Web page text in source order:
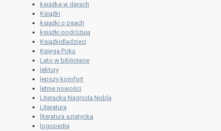
książka w darach
Książki
książki o psach
książki podróżują
Książkidladzieci
Księga Poku
Lato w bibliotece
lektury
lepszy komfort
letnie nowości
Literacka Nagroda Nobla
Literatura
literatura azjatycka
logopedia